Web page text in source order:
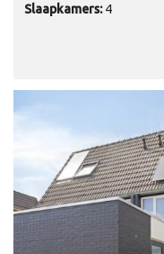
Slaapkamers: 4